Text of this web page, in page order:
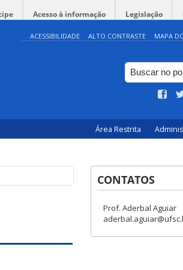
Acesso à informação Legislação
ACESSIBILIDADE ALTO CONTRASTE MAPA
Área Restrita
CONTATOS
Prof. Aderbal Aguiar